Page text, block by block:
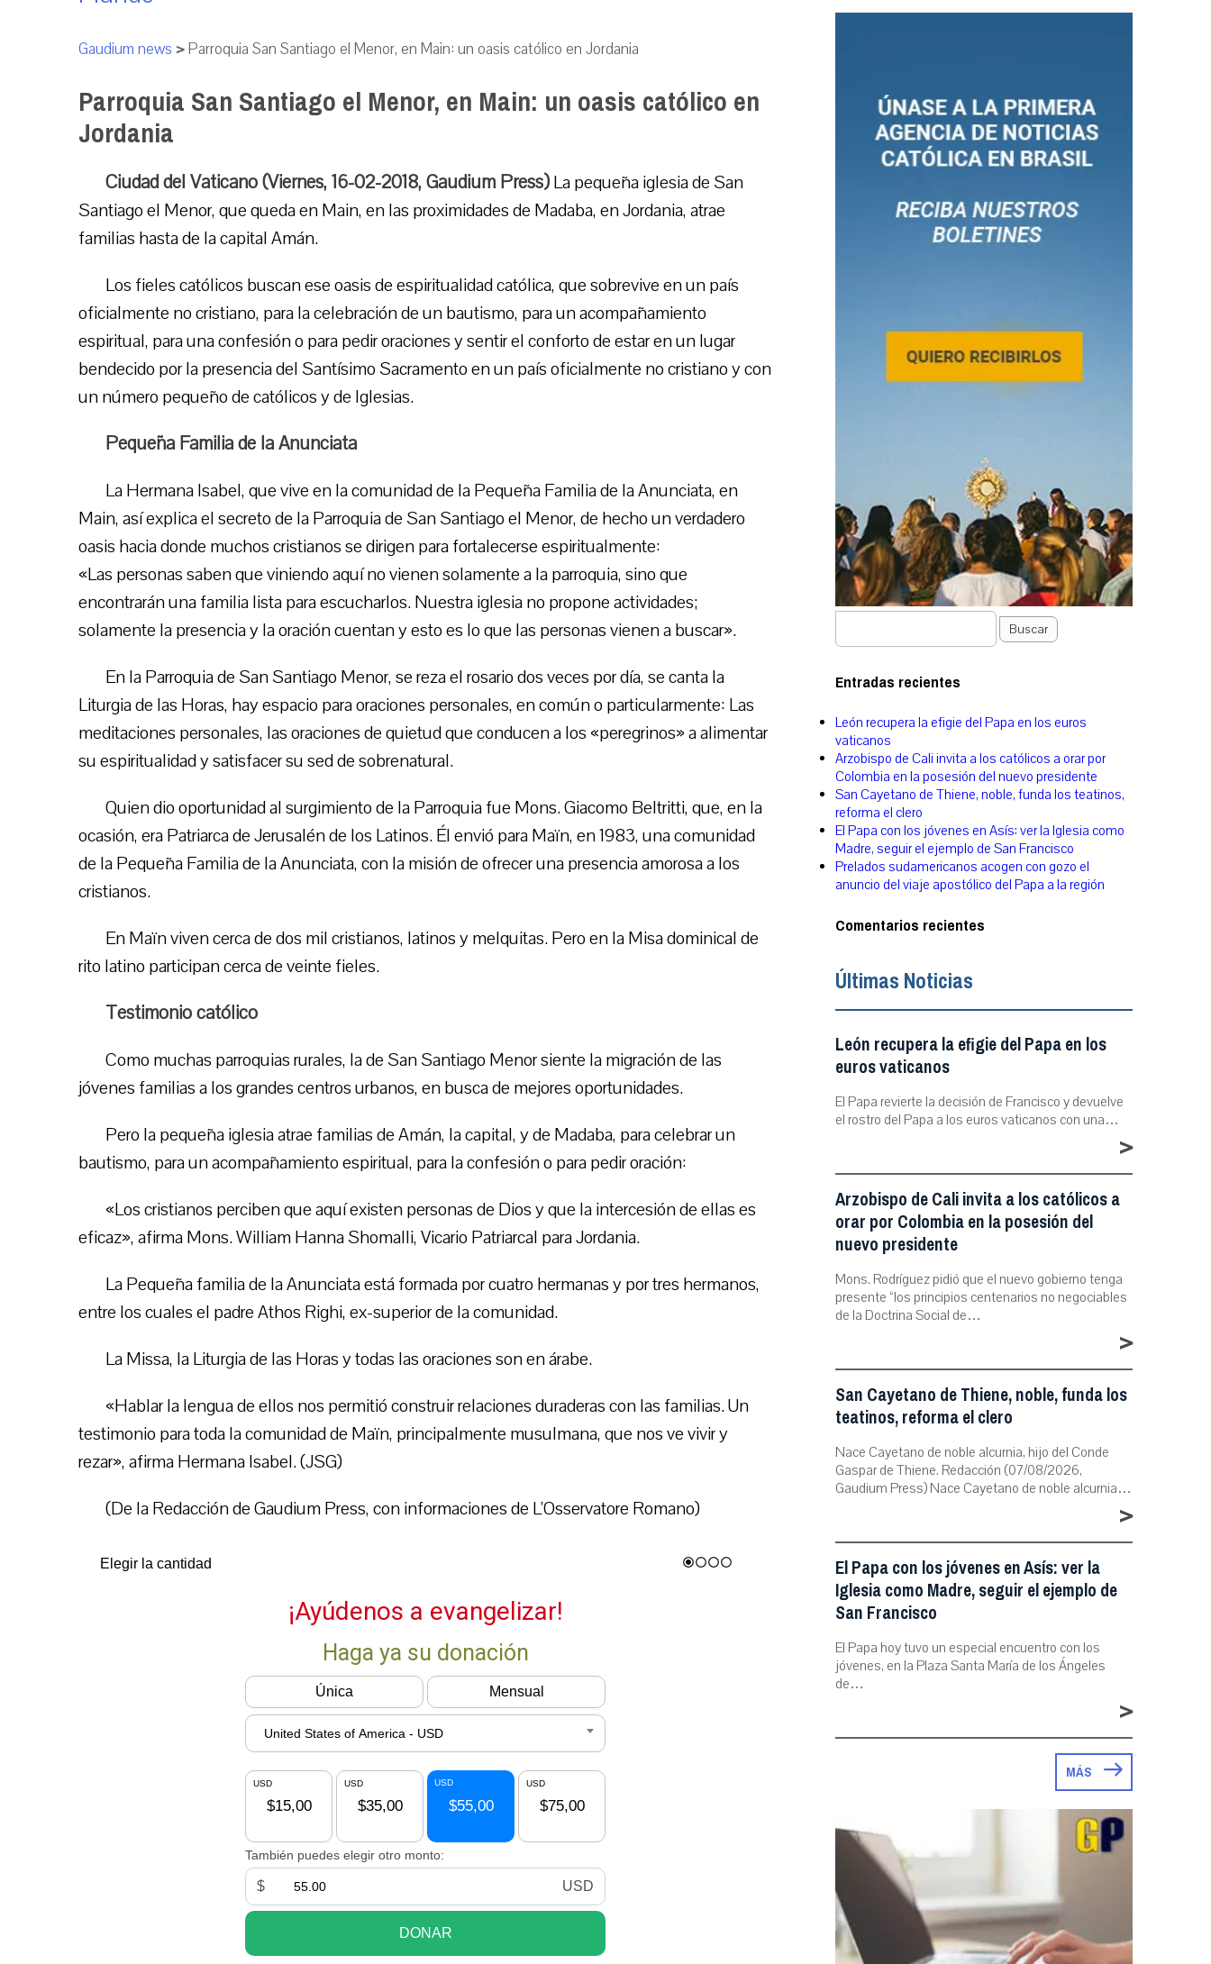
Gaudium news >Parroquia San Santiago el Menor, en Main: un oasis católico en Jordania
Parroquia San Santiago el Menor, en Main: un oasis católico en
Jordania
Ciudad del Vaticano (Viernes, 16-02-2018, Gaudium Press)La pequeña iglesia de San
Santiago el Menor, que queda en Main, en las proximidades de Madaba, en Jordania, atrae
familias hasta de la capital Amán.
Los fieles católicos buscan ese oasis de espiritualidad católica, que sobrevive en un país
oficialmente no cristiano, para la celebración de un bautismo, para un acompañamiento
espiritual, para una confesión o para pedir oraciones y sentir el conforto de estar en un lugar
bendecido por la presencia del Santísimo Sacramento en un país oficialmente no cristiano y con
un número pequeño de católicos y de Iglesias.
Pequeña Familia de la Anunciata
La Hermana Isabel, que vive en la comunidad de la Pequeña Familia de la Anunciata, en
Main, así explica el secreto de la Parroquia de San Santiago el Menor, de hecho un verdadero
oasis hacia donde muchos cristianos se dirigen para fortalecerse espiritualmente:
«Las personas saben que viniendo aquí no vienen solamente a la parroquia, sino que
encontrarán una familia lista para escucharlos. Nuestra iglesia no propone actividades;
solamente la presencia y la oración cuentan y esto es lo que las personas vienen a buscar».
En la Parroquia de San Santiago Menor, se reza el rosario dos veces por día, se canta la
Liturgia de las Horas, hay espacio para oraciones personales, en común o particularmente: Las
meditaciones personales, las oraciones de quietud que conducen a los «peregrinos» a alimentar
su espiritualidad y satisfacer su sed de sobrenatural.
Quien dio oportunidad al surgimiento de la Parroquia fue Mons. Giacomo Beltritti, que, en la
ocasión, era Patriarca de Jerusalén de los Latinos. Él envió para Maïn, en 1983, una comunidad
de la Pequeña Familia de la Anunciata, con la misión de ofrecer una presencia amorosa a los
cristianos.
En Maïn viven cerca de dos mil cristianos, latinos y melquitas. Pero en la Misa dominical de
rito latino participan cerca de veinte fieles.
Testimonio católico
Como muchas parroquias rurales, la de San Santiago Menor siente la migración de las
jóvenes familias a los grandes centros urbanos, en busca de mejores oportunidades.
Pero la pequeña iglesia atrae familias de Amán, la capital, y de Madaba, para celebrar un
bautismo, para un acompañamiento espiritual, para la confesión o para pedir oración:
«Los cristianos perciben que aquí existen personas de Dios y que la intercesión de ellas es
eficaz», afirma Mons. William Hanna Shomalli, Vicario Patriarcal para Jordania.
La Pequeña familia de la Anunciata está formada por cuatro hermanas y por tres hermanos,
entre los cuales el padre Athos Righi, ex-superior de la comunidad.
La Missa, la Liturgia de las Horas y todas las oraciones son en árabe.
«Hablar la lengua de ellos nos permitió construir relaciones duraderas con las familias. Un
testimonio para toda la comunidad de Maïn, principalmente musulmana, que nos ve vivir y
rezar», afirma Hermana Isabel. (JSG)
(De la Redacción de Gaudium Press, con informaciones de L’Osservatore Romano)
Buscar
Entradas recientes
León recupera la efigie del Papa en los euros
vaticanos
Arzobispo de Cali invita a los católicos a orar por
Colombia en la posesión del nuevo presidente
San Cayetano de Thiene, noble, funda los teatinos,
reforma el clero
El Papa con los jóvenes en Asís: ver la Iglesia como
Madre, seguir el ejemplo de San Francisco
Prelados sudamericanos acogen con gozo el
anuncio del viaje apostólico del Papa a la región
Comentarios recientes
Últimas Noticias
León recupera la efigie del Papa en los
euros vaticanos
El Papa revierte la decisión de Francisco y devuelve
el rostro del Papa a los euros vaticanos con una…
>
Arzobispo de Cali invita a los católicos a
orar por Colombia en la posesión del
nuevo presidente
Mons. Rodríguez pidió que el nuevo gobierno tenga
presente “los principios centenarios no negociables
de la Doctrina Social de…
>
San Cayetano de Thiene, noble, funda los
teatinos, reforma el clero
Nace Cayetano de noble alcurnia, hijo del Conde
Gaspar de Thiene. Redacción (07/08/2026,
Gaudium Press) Nace Cayetano de noble alcurnia…
>
El Papa con los jóvenes en Asís: ver la
Iglesia como Madre, seguir el ejemplo de
San Francisco
El Papa hoy tuvo un especial encuentro con los
jóvenes, en la Plaza Santa María de los Ángeles
de…
>
MÁS